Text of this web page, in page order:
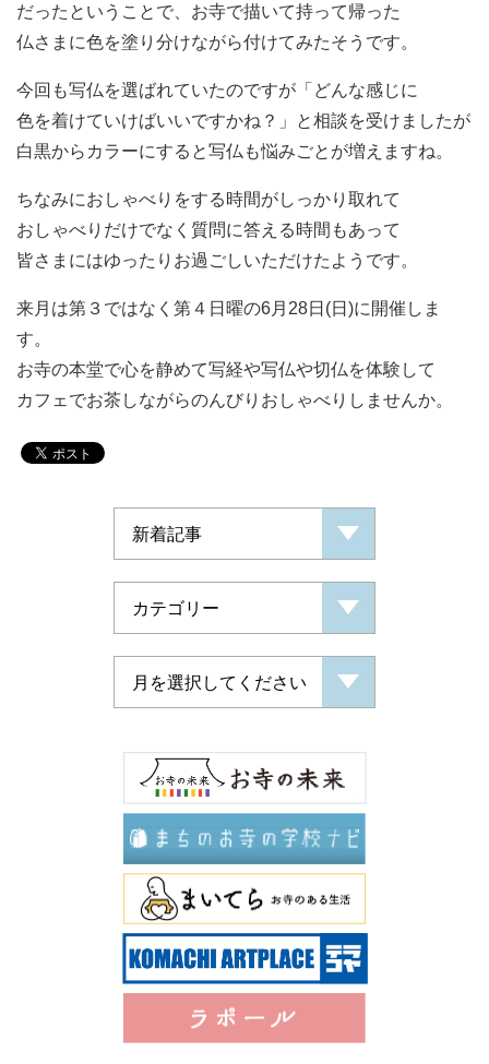
だったということで、お寺で描いて持って帰った
仏さまに色を塗り分けながら付けてみたそうです。
今回も写仏を選ばれていたのですが「どんな感じに
色を着けていけばいいですかね？」と相談を受けましたが
白黒からカラーにすると写仏も悩みごとが増えますね。
ちなみにおしゃべりをする時間がしっかり取れて
おしゃべりだけでなく質問に答える時間もあって
皆さまにはゆったりお過ごしいただけたようです。
来月は第３ではなく第４日曜の6月28日(日)に開催しま
す。
お寺の本堂で心を静めて写経や写仏や切仏を体験して
カフェでお茶しながらのんびりおしゃべりしませんか。